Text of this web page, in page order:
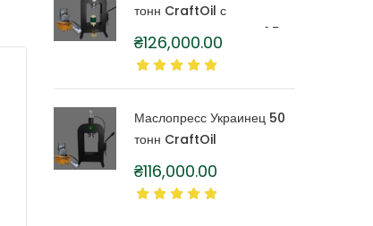
тонн CraftOil с
капролоновой бочкой 1,5
литра
₴126,000.00
Маслопресс Украинец 50
тонн CraftOil
₴116,000.00